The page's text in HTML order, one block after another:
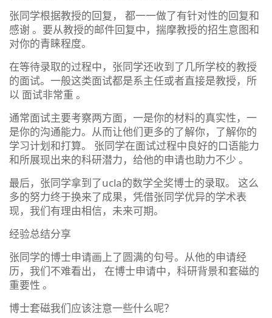
张同学根据教授的回复， 都一一做了有针对性的回复和
感谢 。要从教授的邮件回复中，揣摩教授的招生意图和
对你的青睐程度。
在等待录取的过程中，张同学还收到了几所学校的教授
的面试。一般这类面试都是系主任或者直接是教授，所
以 面试非常重 。
通常面试主要考察两方面，一是你的材料的真实性，一
是你的沟通能力。从而让他们更多的了解你，了解你的
学习计划和打算。 张同学在面试过程中良好的口语能力
和所展现出来的科研潜力，给他的申请也助力不少 。
最后，张同学拿到了ucla的数学全奖博士的录取。 这么
多的努力终于换来了成果，凭借张同学优异的学术表
现，我们有理由相信，未来可期。
经验总结分享
张同学的博士申请画上了圆满的句号。从他的申请经
历，我们不难看出， 在博士申请中，科研背景和套磁的
重要性 。
博士套磁我们应该注意一些什么呢？